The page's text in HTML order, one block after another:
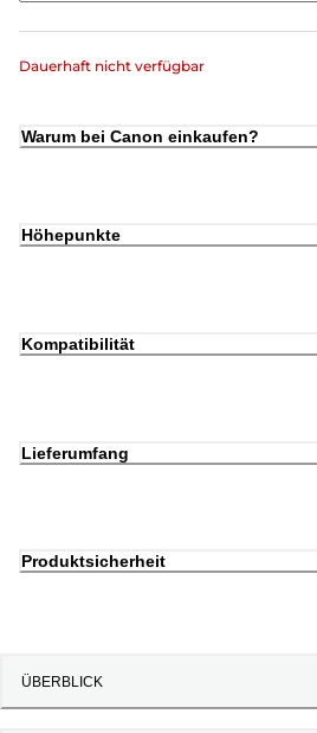
Dauerhaft nicht verfügbar
Warum bei Canon einkaufen?
Höhepunkte
Kompatibilität
Lieferumfang
Produktsicherheit
ÜBERBLICK